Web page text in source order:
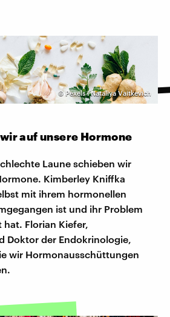
©Pexels I Nataliya Vaitkevich
auf unsere Hormone
Laune schieben wir
Kimberley Kniffka
mit ihrem hormonellen
ist und ihr Problem
Florian Kiefer,
Doktor der Endokrinologie,
wir Hormonausschüttungen